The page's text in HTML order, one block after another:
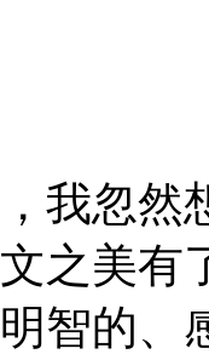
忽然
之美有
智的、